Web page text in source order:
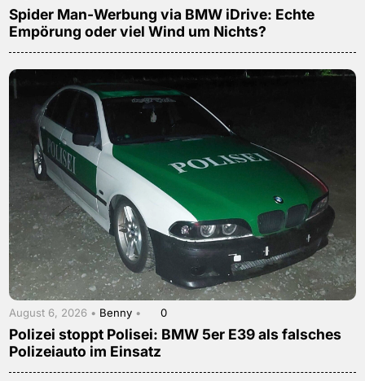
Spider Man-Werbung via BMW iDrive: Echte
Empörung oder viel Wind um Nichts?
August 6, 2026 • Benny • 0
Polizei stoppt Polisei: BMW 5er E39 als falsches
Polizeiauto im Einsatz